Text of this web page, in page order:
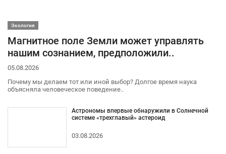
Экология
Магнитное поле Земли может управлять
нашим сознанием, предположили..
05.08.2026
Почему мы делаем тот или иной выбор? Долгое время наука
объясняла человеческое поведение..
Астрономы впервые обнаружили в Солнечной
системе «трехглавый» астероид
03.08.2026